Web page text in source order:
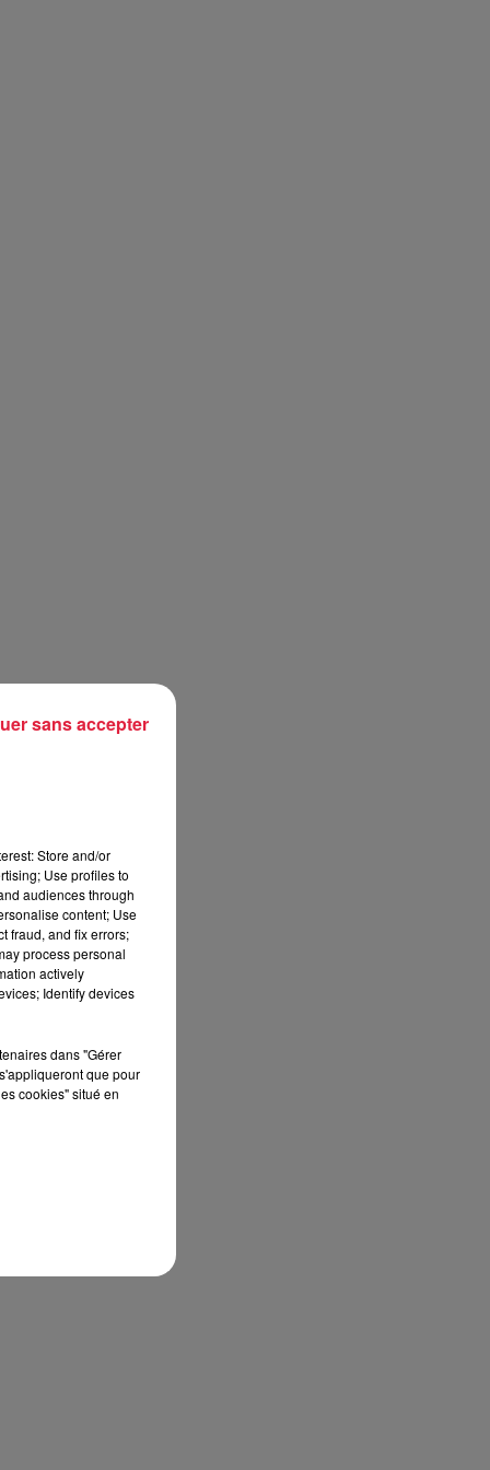
Store and/or
Use profiles to
audiences through
content; Use
fraud, and fix errors;
process personal
actively
Identify devices
dans "Gérer
que pour
cookies" situé en
sans accepter